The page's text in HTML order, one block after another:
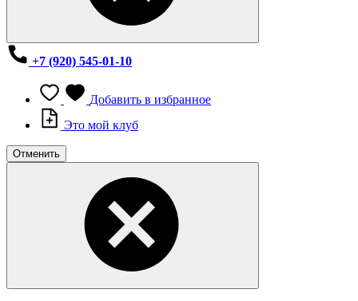
+7 (920) 545-01-10
Добавить в избранное
Это мой клуб
Отменить